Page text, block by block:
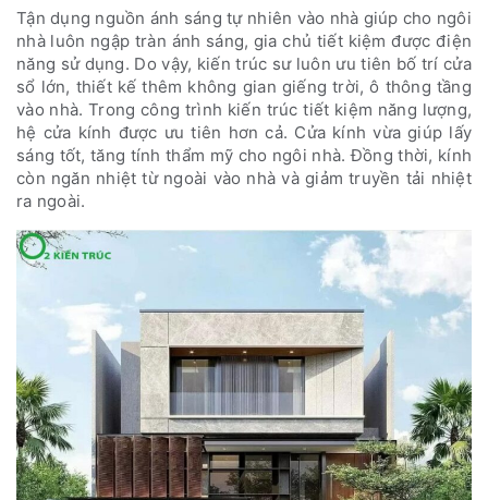
Tận dụng nguồn ánh sáng tự nhiên vào nhà giúp cho ngôi
nhà luôn ngập tràn ánh sáng, gia chủ tiết kiệm được điện
năng sử dụng. Do vậy, kiến trúc sư luôn ưu tiên bố trí cửa
sổ lớn, thiết kế thêm không gian giếng trời, ô thông tầng
vào nhà. Trong công trình kiến trúc tiết kiệm năng lượng,
hệ cửa kính được ưu tiên hơn cả. Cửa kính vừa giúp lấy
sáng tốt, tăng tính thẩm mỹ cho ngôi nhà. Đồng thời, kính
còn ngăn nhiệt từ ngoài vào nhà và giảm truyền tải nhiệt
ra ngoài.